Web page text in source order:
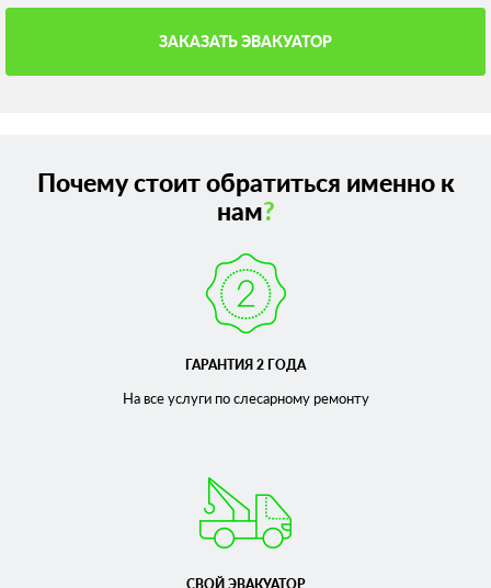
ЗАКАЗАТЬ ЭВАКУАТОР
Почему стоит обратиться именно к
нам?
ГАРАНТИЯ 2 ГОДА
На все услуги по слесарномуремонту
СВОЙ ЭВАКУАТОР